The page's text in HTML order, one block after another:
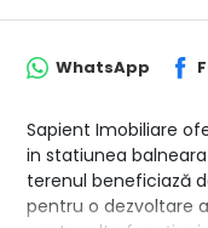
WhatsApp
Sapient Imobiliare
in statiunea balneara
terenul beneficiază
pentru o dezvoltare